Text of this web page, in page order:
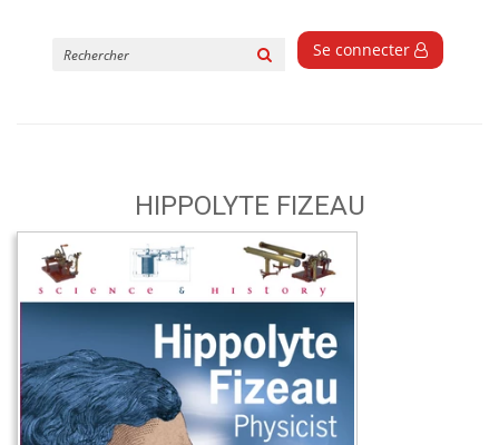
Se connecter
HIPPOLYTE FIZEAU